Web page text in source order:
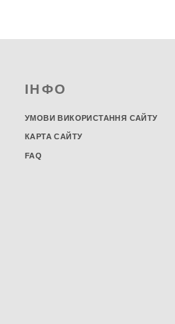
ІНФО
УМОВИ ВИКОРИСТАННЯ САЙТУ
КАРТА САЙТУ
FAQ